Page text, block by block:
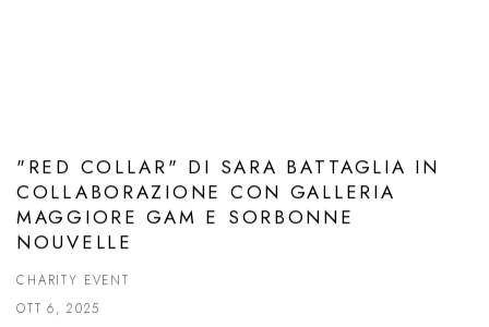
"RED COLLAR" DI SARA BATTAGLIA IN
COLLABORAZIONE CON GALLERIA
MAGGIORE GAM E SORBONNE
NOUVELLE
CHARITY EVENT
OTT 6, 2025